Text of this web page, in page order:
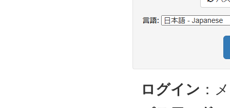
ログイン ：